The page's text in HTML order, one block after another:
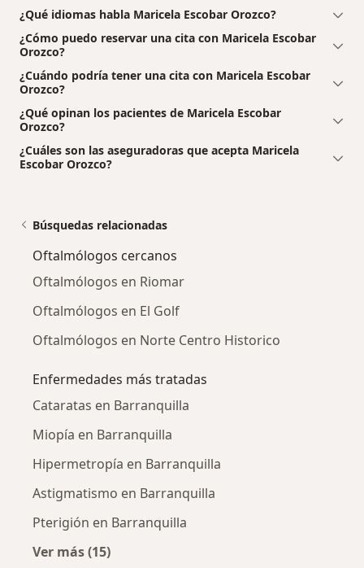
¿Qué idiomas habla Maricela Escobar Orozco?
¿Cómo puedo reservar una cita con Maricela Escobar
Orozco?
¿Cuándo podría tener una cita con Maricela Escobar
Orozco?
¿Qué opinan los pacientes de Maricela Escobar
Orozco?
¿Cuáles son las aseguradoras que acepta Maricela
Escobar Orozco?
Búsquedas relacionadas
Oftalmólogos cercanos
Oftalmólogos en Riomar
Oftalmólogos en El Golf
Oftalmólogos en Norte Centro Historico
Enfermedades más tratadas
Cataratas en Barranquilla
Miopía en Barranquilla
Hipermetropía en Barranquilla
Astigmatismo en Barranquilla
Pterigión en Barranquilla
Ver más (15)